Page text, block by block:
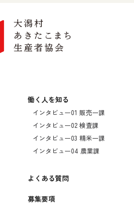
働く人を知る
インタビュー01 販売一課
インタビュー02 検査課
インタビュー03 精米一課
インタビュー04 農業課
よくある質問
募集要項